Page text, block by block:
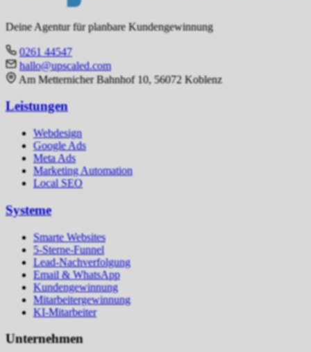
Deine Agentur für planbare Kundengewinnung
0261 44547
hallo@upscaled.com
Am Metternicher Bahnhof 10, 56072 Koblenz
Leistungen
Webdesign
Google Ads
Meta Ads
Marketing Automation
Local SEO
Systeme
Smarte Websites
5-Sterne-Funnel
Lead-Nachverfolgung
Email & WhatsApp
Kundengewinnung
Mitarbeitergewinnung
KI-Mitarbeiter
Unternehmen